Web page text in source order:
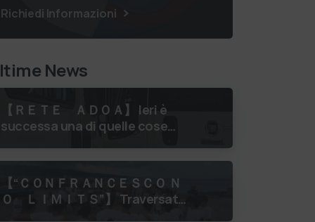
Richiedi Informazioni
News
【 ＲＥＴＥ ＡＤＯＡ】 Ieri è
successa una di quelle cose
mondo. Un volontario di
Fondazione Gobetti è salito in
…【 “ＣＯＮＦＲＡＮＣＥＳＣＯ Ｎ
Ｏ ＬＩＭＩＴＳ”】 Traversata